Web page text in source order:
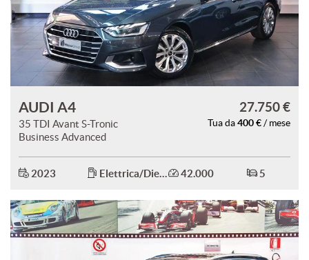
AUDI A4
35 TDI Avant S-Tronic
Business Advanced
27.750 €
Tua da 400 € / mese
2023 Elettrica/Diesel 42.000 5